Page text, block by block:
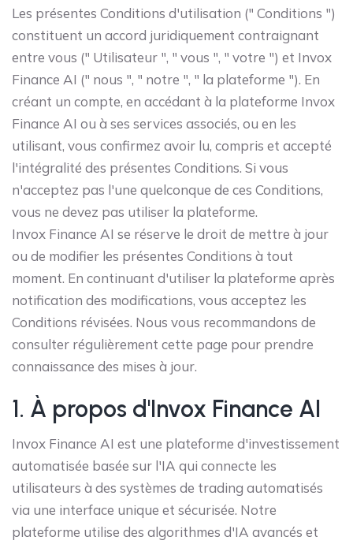
Les présentes Conditions d'utilisation (" Conditions ")
constituent un accord juridiquement contraignant
entre vous (" Utilisateur ", " vous ", " votre ") et Invox
Finance AI (" nous ", " notre ", " la plateforme "). En
créant un compte, en accédant à la plateforme Invox
Finance AI ou à ses services associés, ou en les
utilisant, vous confirmez avoir lu, compris et accepté
l'intégralité des présentes Conditions. Si vous
n'acceptez pas l'une quelconque de ces Conditions,
vous ne devez pas utiliser la plateforme.
Invox Finance AI se réserve le droit de mettre à jour
ou de modifier les présentes Conditions à tout
moment. En continuant d'utiliser la plateforme après
notification des modifications, vous acceptez les
Conditions révisées. Nous vous recommandons de
consulter régulièrement cette page pour prendre
connaissance des mises à jour.
1. À propos d'Invox Finance AI
Invox Finance AI est une plateforme d'investissement
automatisée basée sur l'IA qui connecte les
utilisateurs à des systèmes de trading automatisés
via une interface unique et sécurisée. Notre
plateforme utilise des algorithmes d'IA avancés et